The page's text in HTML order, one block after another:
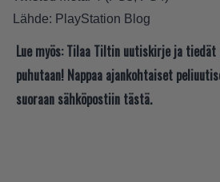
Lähde: PlayStation Blog
Lue myös: Tilaa Tiltin uutiskirje ja tiedät
puhutaan! Nappaa ajankohtaiset
suoraan sähköpostiin tästä.